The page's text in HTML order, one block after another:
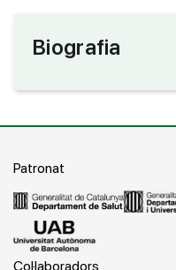
Biografia
Patronat
Col·laboradors